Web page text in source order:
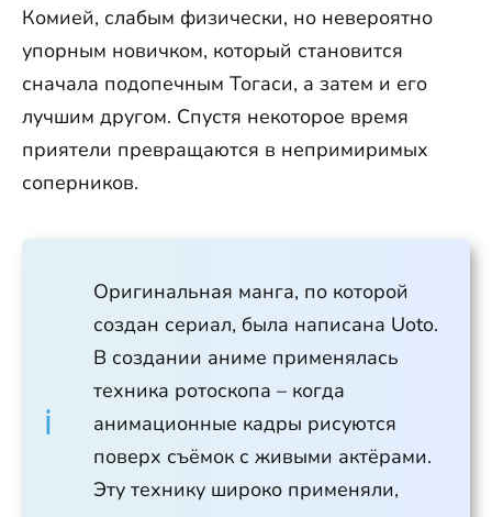
Комией, слабым физически, но невероятно
упорным новичком, который становится
сначала подопечным Тогаси, а затем и его
лучшим другом. Спустя некоторое время
приятели превращаются в непримиримых
соперников.
Оригинальная манга, по которой
создан сериал, была написана Uoto.
В создании аниме применялась
техника ротоскопа – когда
анимационные кадры рисуются
поверх съёмок с живыми актёрами.
Эту технику широко применяли,